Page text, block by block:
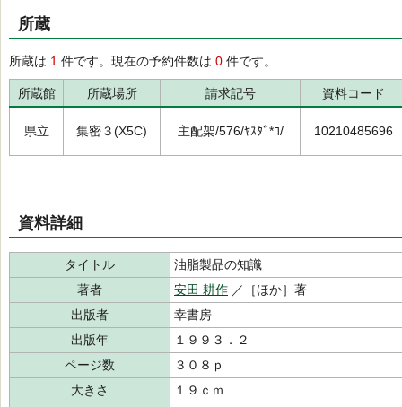
所蔵
所蔵は 1 件です。現在の予約件数は 0 件です。
所蔵館 所蔵場所 請求記号 資料コード
県立 集密３(X5C) 主配架/576/ﾔｽﾀﾞ*ｺ/ 10210485696
資料詳細
タイトル
油脂製品の知識
著者
安田 耕作 ／［ほか］著
出版者
幸書房
出版年
１９９３．２
ページ数
３０８ｐ
大きさ
１９ｃｍ